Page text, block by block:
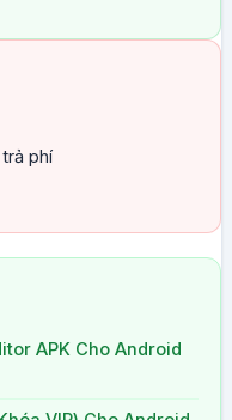
phí
APK Cho Android